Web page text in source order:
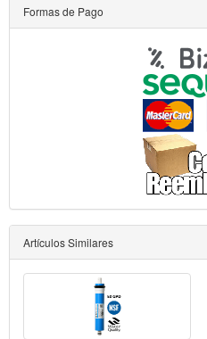
Formas de Pago
Artículos Similares